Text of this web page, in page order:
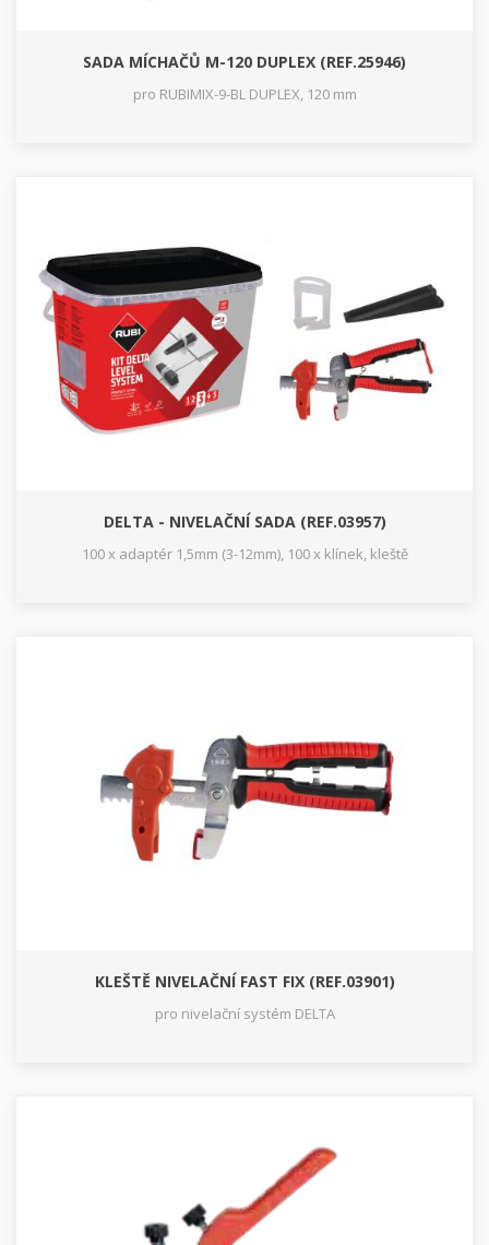
SADA MÍCHAČŮ M-120 DUPLEX (REF.25946)
pro RUBIMIX-9-BL DUPLEX, 120 mm
DELTA - NIVELAČNÍ SADA (REF.03957)
100 x adaptér 1,5mm (3-12mm), 100 x klínek, kleště
KLEŠTĚ NIVELAČNÍ FAST FIX (REF.03901)
pro nivelační systém DELTA